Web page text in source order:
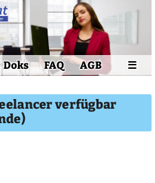
Doks FAQ AGB ☰
verfügbar